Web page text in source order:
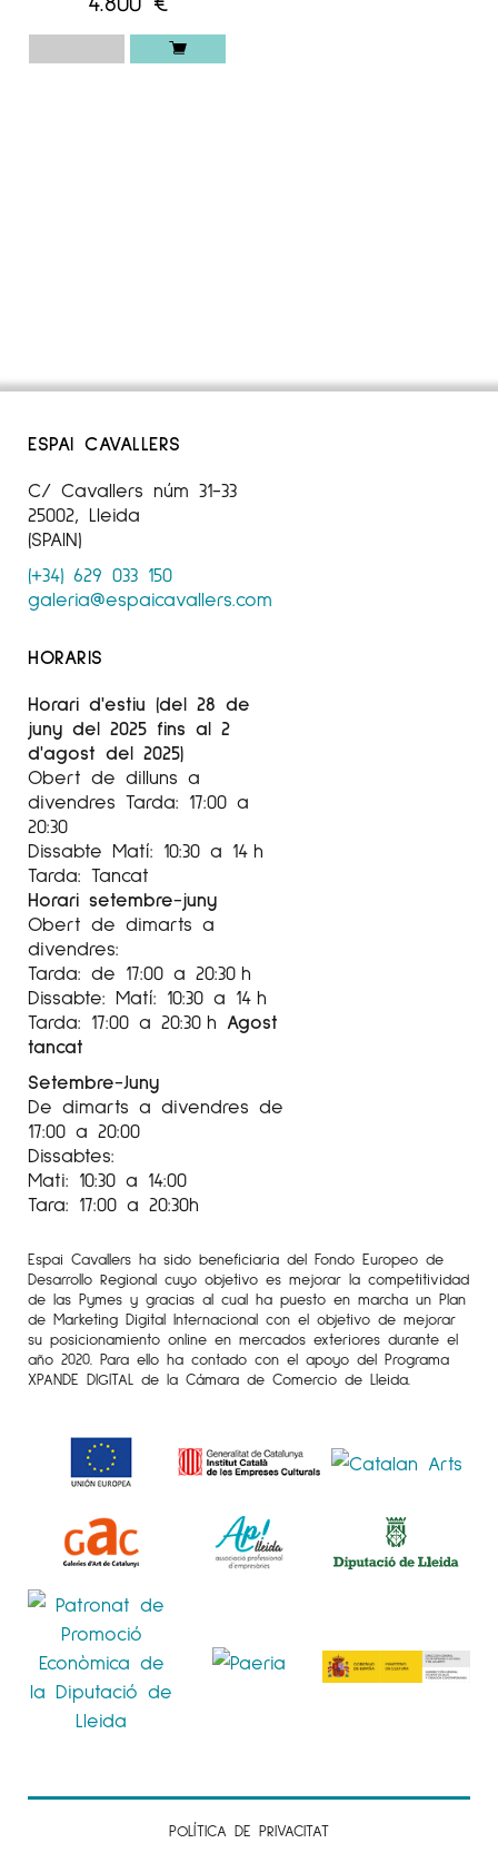
ESPAI CAVALLERS
C/ Cavallers núm 31-33
25002, Lleida
(SPAIN)
(+34) 629 033 150
galeria@espaicavallers.com
HORARIS
Horari d'estiu (del 28 de
juny del 2025 fins al 2
d'agost del 2025)
Obert de dilluns a
divendres Tarda: 17:00 a
20:30
Dissabte Matí: 10:30 a 14 h
Tarda: Tancat
Horari setembre-juny
Obert de dimarts a
divendres:
Tarda: de 17:00 a 20:30 h
Dissabte: Matí: 10:30 a 14 h
Tarda: 17:00 a 20:30 h Agost
tancat
Setembre-Juny
De dimarts a divendres de
17:00 a 20:00
Dissabtes:
Mati: 10:30 a 14:00
Tara: 17:00 a 20:30h
Espai Cavallers ha sido beneficiaria del Fondo Europeo de
Desarrollo Regional cuyo objetivo es mejorar la competitividad
de las Pymes y gracias al cual ha puesto en marcha un Plan
de Marketing Digital Internacional con el objetivo de mejorar
su posicionamiento online en mercados exteriores durante el
año 2020. Para ello ha contado con el apoyo del Programa
XPANDE DIGITAL de la Cámara de Comercio de Lleida.
POLÍTICA DE PRIVACITAT